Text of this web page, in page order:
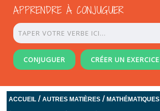
APPRENDRE À CONJUGUER
CONJUGUER CRÉER UN EXERCICE
ACCUEIL /AUTRES MATIÈRES /MATHÉMATIQUES